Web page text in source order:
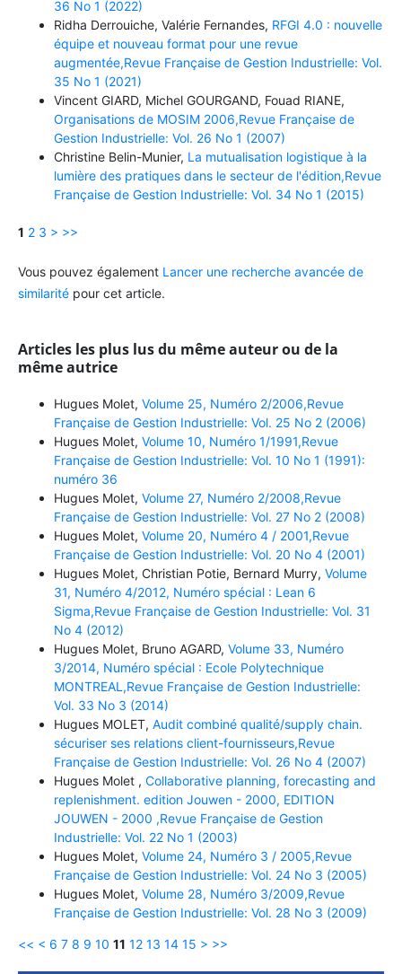
36 No 1 (2022)
Ridha Derrouiche, Valérie Fernandes, RFGI 4.0 : nouvelle
équipe et nouveau format pour une revue
augmentée,Revue Française de Gestion Industrielle: Vol.
35 No 1 (2021)
Vincent GIARD, Michel GOURGAND, Fouad RIANE,
Organisations de MOSIM 2006,Revue Française de
Gestion Industrielle: Vol. 26 No 1 (2007)
Christine Belin-Munier, La mutualisation logistique à la
lumière des pratiques dans le secteur de l'édition,Revue
Française de Gestion Industrielle: Vol. 34 No 1 (2015)
1 2 3 > >>
Vous pouvez également Lancer une recherche avancée de
similaritépour cet article.
Articles les plus lus du même auteur ou de la
même autrice
Hugues Molet, Volume 25, Numéro 2/2006,Revue
Française de Gestion Industrielle: Vol. 25 No 2 (2006)
Hugues Molet, Volume 10, Numéro 1/1991,Revue
Française de Gestion Industrielle: Vol. 10 No 1 (1991):
numéro 36
Hugues Molet, Volume 27, Numéro 2/2008,Revue
Française de Gestion Industrielle: Vol. 27 No 2 (2008)
Hugues Molet, Volume 20, Numéro 4 / 2001,Revue
Française de Gestion Industrielle: Vol. 20 No 4 (2001)
Hugues Molet, Christian Potie, Bernard Murry, Volume
31, Numéro 4/2012, Numéro spécial : Lean 6
Sigma,Revue Française de Gestion Industrielle: Vol. 31
No 4 (2012)
Hugues Molet, Bruno AGARD, Volume 33, Numéro
3/2014, Numéro spécial : Ecole Polytechnique
MONTREAL,Revue Française de Gestion Industrielle:
Vol. 33 No 3 (2014)
Hugues MOLET, Audit combiné qualité/supply chain.
sécuriser ses relations client-fournisseurs,Revue
Française de Gestion Industrielle: Vol. 26 No 4 (2007)
Hugues Molet , Collaborative planning, forecasting and
replenishment. edition Jouwen - 2000, EDITION
JOUWEN - 2000 ,Revue Française de Gestion
Industrielle: Vol. 22 No 1 (2003)
Hugues Molet, Volume 24, Numéro 3 / 2005,Revue
Française de Gestion Industrielle: Vol. 24 No 3 (2005)
Hugues Molet, Volume 28, Numéro 3/2009,Revue
Française de Gestion Industrielle: Vol. 28 No 3 (2009)
<< < 6 7 8 9 10 11 12 13 14 15 > >>